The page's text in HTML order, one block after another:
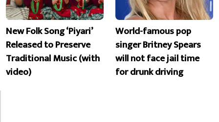
New Folk Song ‘Piyari’
Released to Preserve
Traditional Music (with
video)
World-famous pop
singer Britney Spears
will not face jail time
for drunk driving